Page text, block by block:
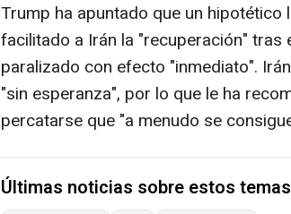
Trump ha apuntado que un
facilitado a Irán la "recuperación"
paralizado con efecto "inmediato".
"sin esperanza", por lo que le ha
percatarse que "a menudo se
Últimas noticias sobre estos temas